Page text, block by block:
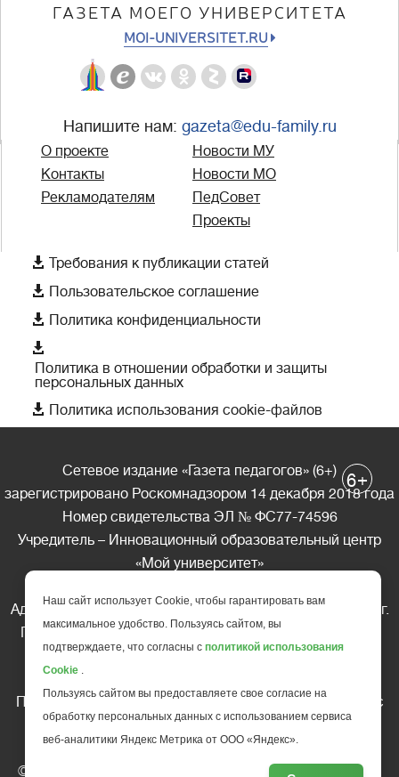
ГАЗЕТА МОЕГО УНИВЕРСИТЕТА
MOI-UNIVERSITET.RU
Напишите нам: gazeta@edu-family.ru
О проекте
Контакты
Рекламодателям
Новости МУ
Новости МО
ПедСовет
Проекты
 Требования к публикации статей
 Пользовательское соглашение
 Политика конфиденциальности

Политика в отношении обработки и защиты
персональных данных
 Политика использования cookie-файлов
Сетевое издание «Газета педагогов» (6+)
зарегистрировано Роскомнадзором 14 декабря 2018 года
Номер свидетельства ЭЛ № ФС77-74596
Учредитель – Инновационный образовательный центр
«Мой университет»
Адрес редакции: 185035 Россия, Республика Карелия, г.
Петрозаводск, ул. Фридриха Энгельса д.10, офис 211
Телефон редакции: +7 (499) 685-10-45
Перепечатка материалов газеты допускается только c
письменного разрешения редакции
Ссылка на «Газету педагогов» обязательна.
© АНО ДПО "Инновационный образовательный центр
6+
Наш сайт использует Cookie, чтобы гарантировать вам
максимальное удобство. Пользуясь сайтом, вы
подтверждаете, что согласны с политикой использования
Cookie .
Пользуясь сайтом вы предоставляете свое согласие на
обработку персональных данных с использованием сервиса
веб-аналитики Яндекс Метрика от ООО «Яндекс».